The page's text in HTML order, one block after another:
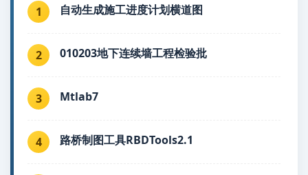
1 自动生成施工进度计划横道图
2 010203地下连续墙工程检验批
3 Mtlab7
4 路桥制图工具RBDTools2.1